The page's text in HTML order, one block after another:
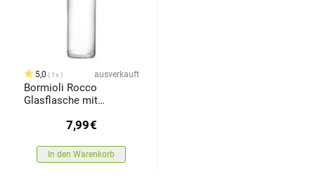
5,0 1x ausverkauft
Bormioli Rocco
Glasflasche mit
7,99€
In den Warenkorb